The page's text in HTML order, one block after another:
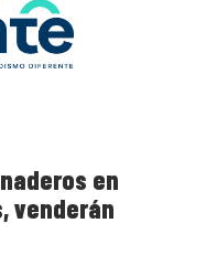
en
venderán